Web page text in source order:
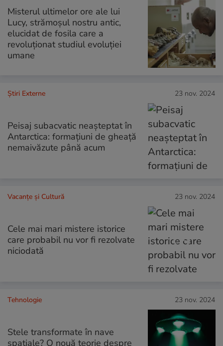
Misterul ultimelor ore ale lui
Lucy, strămoșul nostru antic,
elucidat de fosila care a
revoluționat studiul evoluției
umane
Știri Externe 23 nov. 2024
Peisaj subacvatic neașteptat în
Antarctica: formațiuni de gheață
nemaivăzute până acum
Vacanțe și Cultură 23 nov. 2024
Cele mai mari mistere istorice
care probabil nu vor fi rezolvate
niciodată
Tehnologie 23 nov. 2024
Stele transformate în nave
spațiale? O nouă teorie despre